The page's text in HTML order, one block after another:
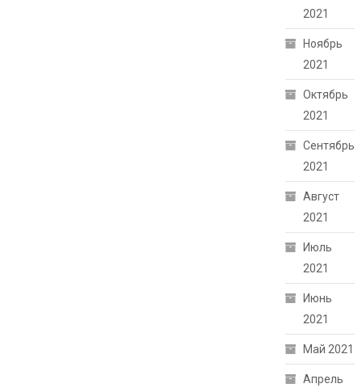
2021
Ноябрь
2021
Октябрь
2021
Сентябрь
2021
Август
2021
Июль
2021
Июнь
2021
Май 2021
Апрель